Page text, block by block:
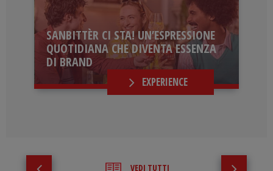
SANBITTÈR CI STA! UN’ESPRESSIONE
QUOTIDIANA CHE DIVENTA ESSENZA
DI BRAND
EXPERIENCE
VEDI TUTTI